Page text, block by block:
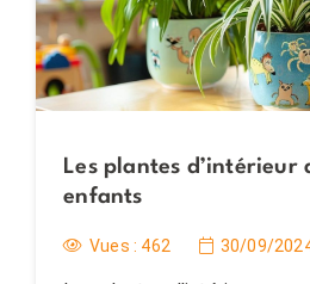
Les plantes d’intérieur
enfants
Vues : 462 30/09/